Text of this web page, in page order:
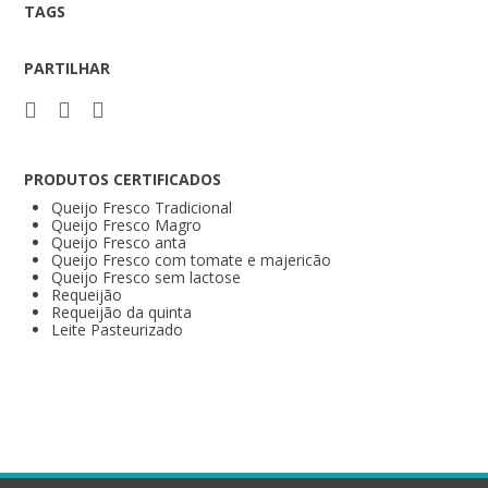
TAGS
PARTILHAR
PRODUTOS CERTIFICADOS
Queijo Fresco Tradicional
Queijo Fresco Magro
Queijo Fresco anta
Queijo Fresco com tomate e majericão
Queijo Fresco sem lactose
Requeijão
Requeijão da quinta
Leite Pasteurizado